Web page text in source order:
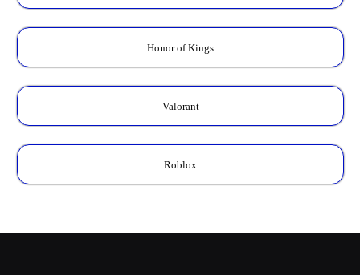
Honor of Kings
Valorant
Roblox